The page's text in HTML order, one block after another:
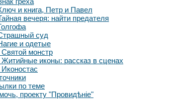
и книга, Петр и Павел
вечеря: найти предателя
суд
и одетые
Святой монстр
Житийные иконы: рассказ в сценах
Иконостас
по теме
проекту "Провидѣніе"